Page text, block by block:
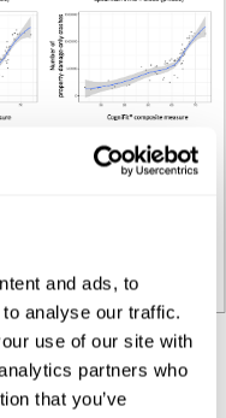
and ads, to
analyse our traffic.
use of our site with
partners who
that you’ve